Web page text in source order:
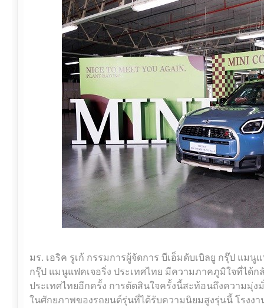
มร. เอริค รูเก้ กรรมการผู้จัดการ บีเอ็มดับเบิลยู กรุ๊ป แมนู
กรุ๊ป แมนูแฟคเจอริ่ง ประเทศไทย มีความภาคภูมิใจที่ได้
ประเทศไทยอีกครั้ง การตัดสินใจครั้งนี้สะท้อนถึงความมุ่
ในศักยภาพของรถยนต์รุ่นที่ได้รับความนิยมสูงรุ่นนี้ โรงงา